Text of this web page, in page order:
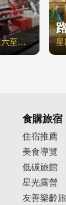
週一至週五 11:00-22:00 週六至週日 10:30-22:00
食購旅宿
住宿推薦
美食導覽
低碳旅館
星光露營
友善樂齡